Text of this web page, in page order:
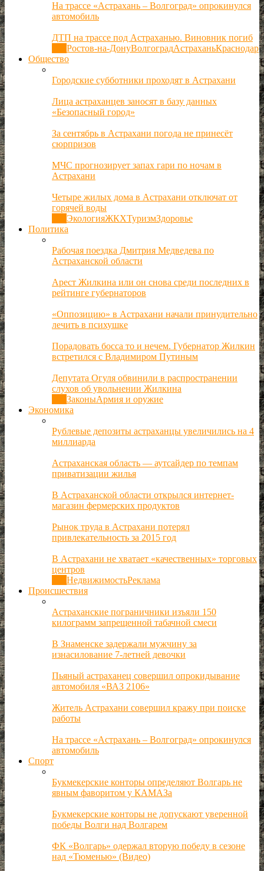
На трассе «Астрахань – Волгоград» опрокинулся
автомобиль
ДТП на трассе под Астраханью. Виновник погиб
Ростов-на-ДонуВолгоградАстраханьКраснодар
Общество
Городские субботники проходят в Астрахани
Лица астраханцев заносят в базу данных
«Безопасный город»
За сентябрь в Астрахани погода не принесёт
сюрпризов
МЧС прогнозирует запах гари по ночам в
Астрахани
Четыре жилых дома в Астрахани отключат от
горячей воды
ЭкологияЖКХТуризмЗдоровье
Политика
Рабочая поездка Дмитрия Медведева по
Астраханской области
Арест Жилкина или он снова среди последних в
рейтинге губернаторов
«Оппозицию» в Астрахани начали принудительно
лечить в психушке
Порадовать босса то и нечем. Губернатор Жилкин
встретился с Владимиром Путиным
Депутата Огуля обвинили в распространении
слухов об увольнении Жилкина
ЗаконыАрмия и оружие
Экономика
Рублевые депозиты астраханцы увеличились на 4
миллиарда
Астраханская область — аутсайдер по темпам
приватизации жилья
В Астраханской области открылся интернет-
магазин фермерских продуктов
Рынок труда в Астрахани потерял
привлекательность за 2015 год
В Астрахани не хватает «качественных» торговых
центров
НедвижимостьРеклама
Происшествия
Астраханские пограничники изъяли 150
килограмм запрещенной табачной смеси
В Знаменске задержали мужчину за
изнасилование 7-летней девочки
Пьяный астраханец совершил опрокидывание
автомобиля «ВАЗ 2106»
Житель Астрахани совершил кражу при поиске
работы
На трассе «Астрахань – Волгоград» опрокинулся
автомобиль
Спорт
Букмекерские конторы определяют Волгарь не
явным фаворитом у КАМАЗа
Букмекерские конторы не допускают уверенной
победы Волги над Волгарем
ФК «Волгарь» одержал вторую победу в сезоне
над «Тюменью» (Видео)